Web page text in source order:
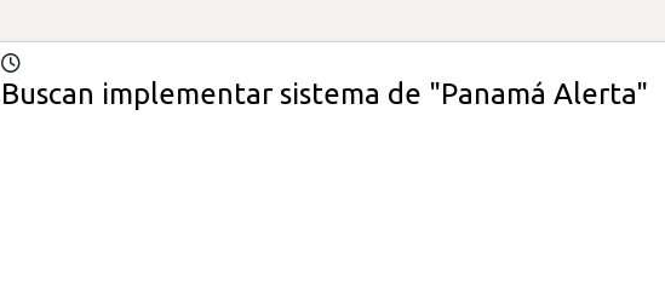
Buscan implementar sistema de "Panamá Alerta"